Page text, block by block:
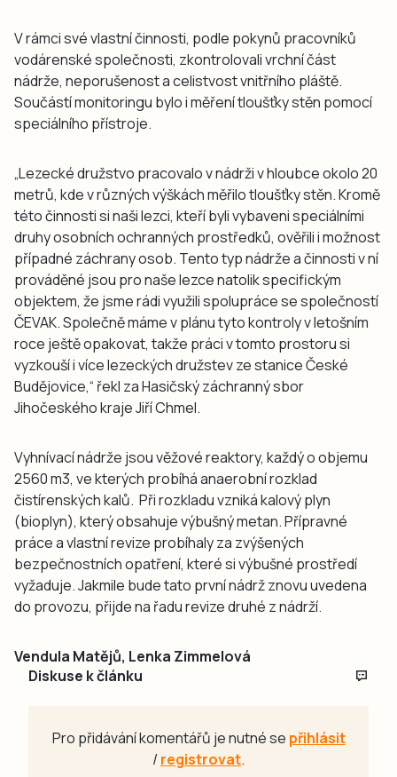
V rámci své vlastní činnosti, podle pokynů pracovníků
vodárenské společnosti, zkontrolovali vrchní část
nádrže, neporušenost a celistvost vnitřního pláště.
Součástí monitoringu bylo i měření tloušťky stěn pomocí
speciálního přístroje.
„Lezecké družstvo pracovalo v nádrži v hloubce okolo 20
metrů, kde v různých výškách měřilo tloušťky stěn. Kromě
této činnosti si naši lezci, kteří byli vybaveni speciálními
druhy osobních ochranných prostředků, ověřili i možnost
případné záchrany osob. Tento typ nádrže a činnosti v ní
prováděné jsou pro naše lezce natolik specifickým
objektem, že jsme rádi využili spolupráce se společností
ČEVAK. Společně máme v plánu tyto kontroly v letošním
roce ještě opakovat, takže práci v tomto prostoru si
vyzkouší i více lezeckých družstev ze stanice České
Budějovice,“ řekl za Hasičský záchranný sbor
Jihočeského kraje Jiří Chmel.
Vyhnívací nádrže jsou věžové reaktory, každý o objemu
2560 m3, ve kterých probíhá anaerobní rozklad
čistírenských kalů. Při rozkladu vzniká kalový plyn
(bioplyn), který obsahuje výbušný metan. Přípravné
práce a vlastní revize probíhaly za zvýšených
bezpečnostních opatření, které si výbušné prostředí
vyžaduje. Jakmile bude tato první nádrž znovu uvedena
do provozu, přijde na řadu revize druhé z nádrží.
Vendula Matějů, Lenka Zimmelová
Diskuse k článku
Pro přidávání komentářů je nutné se přihlásit
/registrovat.